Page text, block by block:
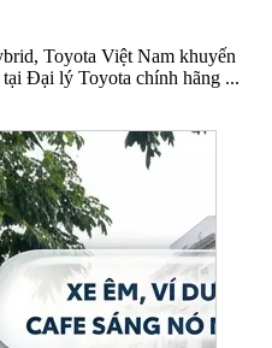
Toyota Việt Nam khuyến
Đại lý Toyota chính hãng ...